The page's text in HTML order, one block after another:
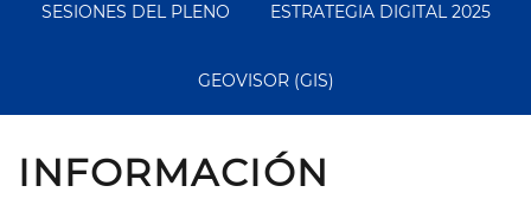
SESIONES DEL PLENO ESTRATEGIA DIGITAL 2025
GEOVISOR (GIS)
INFORMACIÓN